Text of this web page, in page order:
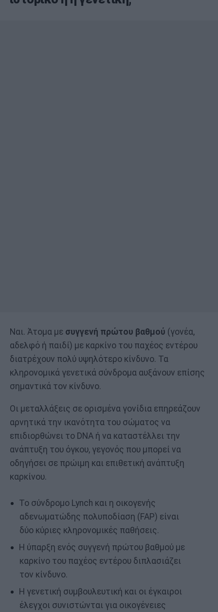
Ναι. Άτομα με συγγενή πρώτου βαθμού (γονέα,
αδελφό ή παιδί) με καρκίνο του παχέος εντέρου
διατρέχουν πολύ υψηλότερο κίνδυνο. Τα
κληρονομικά γενετικά σύνδρομα αυξάνουν επίσης
σημαντικά τον κίνδυνο.
Οι μεταλλάξεις σε ορισμένα γονίδια επηρεάζουν
αρνητικά την ικανότητα του σώματος να
επιδιορθώνει το DNA ή να καταστέλλει την
ανάπτυξη του όγκου, γεγονός που μπορεί να
οδηγήσει σε πρώιμη και επιθετική ανάπτυξη
καρκίνου.
Το σύνδρομο Lynch και η οικογενής
αδενωματώδης πολυποδίαση (FAP) είναι
δύο κύριες κληρονομικές παθήσεις.
Η ύπαρξη ενός συγγενή πρώτου βαθμού με
καρκίνο του παχέος εντέρου διπλασιάζει
τον κίνδυνο.
Η γενετική συμβουλευτική και οι έγκαιροι
έλεγχοι συνιστώνται για οικογένειες